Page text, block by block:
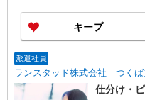
キープ
派遣社員
ランスタッド株式会社 つくば
仕分け・